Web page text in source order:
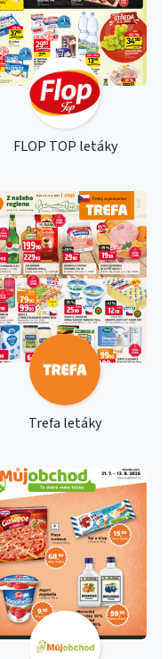
FLOP TOP letáky
Trefa letáky